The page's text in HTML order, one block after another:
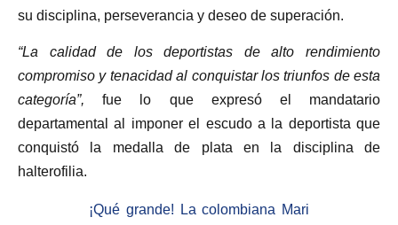
su disciplina, perseverancia y deseo de superación.
“La calidad de los deportistas de alto rendimiento
compromiso y tenacidad al conquistar los triunfos de esta
categoría”,fue lo que expresó el mandatario
departamental al imponer el escudo a la deportista que
conquistó la medalla de plata en la disciplina de
halterofilia.
¡Qué grande! La colombiana Mari